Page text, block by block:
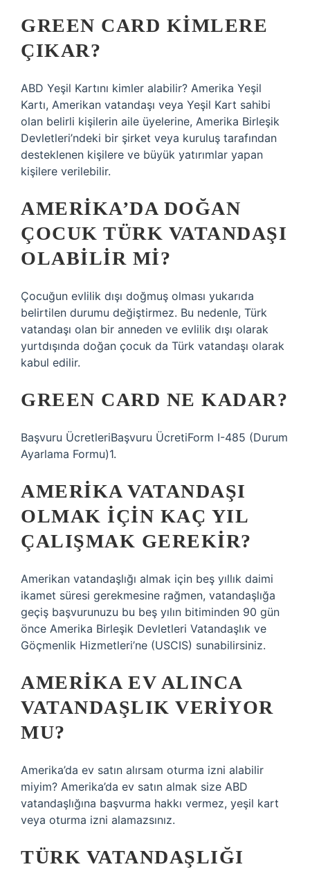
GREEN CARD KIMLERE
ÇIKAR?
ABD Yeşil Kartını kimler alabilir? Amerika Yeşil
Kartı, Amerikan vatandaşı veya Yeşil Kart sahibi
olan belirli kişilerin aile üyelerine, Amerika Birleşik
Devletleri’ndeki bir şirket veya kuruluş tarafından
desteklenen kişilere ve büyük yatırımlar yapan
kişilere verilebilir.
AMERIKA’DA DOĞAN
ÇOCUK TÜRK VATANDAŞI
OLABILIR MI?
Çocuğun evlilik dışı doğmuş olması yukarıda
belirtilen durumu değiştirmez. Bu nedenle, Türk
vatandaşı olan bir anneden ve evlilik dışı olarak
yurtdışında doğan çocuk da Türk vatandaşı olarak
kabul edilir.
GREEN CARD NE KADAR?
Başvuru ÜcretleriBaşvuru ÜcretiForm I-485 (Durum
Ayarlama Formu)1.
AMERIKA VATANDAŞI
OLMAK IÇIN KAÇ YIL
ÇALIŞMAK GEREKIR?
Amerikan vatandaşlığı almak için beş yıllık daimi
ikamet süresi gerekmesine rağmen, vatandaşlığa
geçiş başvurunuzu bu beş yılın bitiminden 90 gün
önce Amerika Birleşik Devletleri Vatandaşlık ve
Göçmenlik Hizmetleri’ne (USCIS) sunabilirsiniz.
AMERIKA EV ALINCA
VATANDAŞLIK VERIYOR
MU?
Amerika’da ev satın alırsam oturma izni alabilir
miyim? Amerika’da ev satın almak size ABD
vatandaşlığına başvurma hakkı vermez, yeşil kart
veya oturma izni alamazsınız.
TÜRK VATANDAŞLIĞI